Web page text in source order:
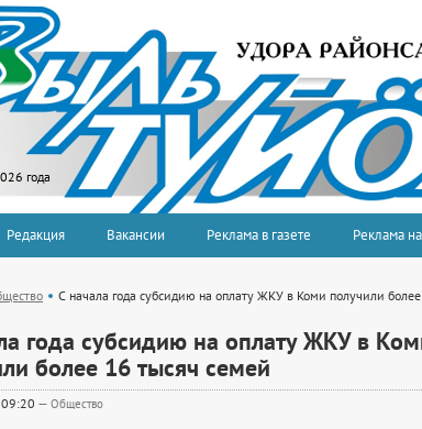
года
Редакция Вакансии Реклама в газете Реклама
С начала года субсидию на оплату ЖКУ в Коми получили
года субсидию на оплату ЖКУ в
более 16 тысяч семей
— Общество